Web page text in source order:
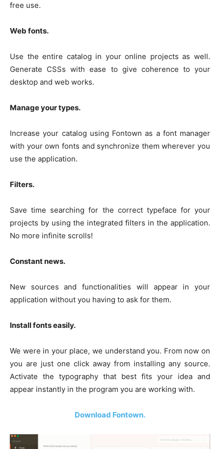
free use.
Web fonts.
Use the entire catalog in your online projects as well.
Generate CSSs with ease to give coherence to your
desktop and web works.
Manage your types.
Increase your catalog using Fontown as a font manager
with your own fonts and synchronize them wherever you
use the application.
Filters.
Save time searching for the correct typeface for your
projects by using the integrated filters in the application.
No more infinite scrolls!
Constant news.
New sources and functionalities will appear in your
application without you having to ask for them.
Install fonts easily.
We were in your place, we understand you. From now on
you are just one click away from installing any source.
Activate the typography that best fits your idea and
appear instantly in the program you are working with.
Download Fontown.